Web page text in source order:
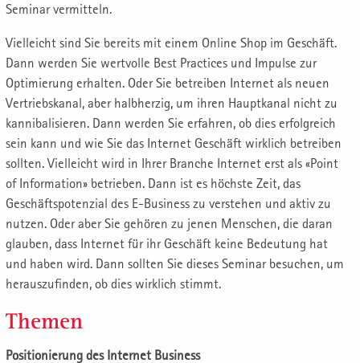
Seminar vermitteln.
Vielleicht sind Sie bereits mit einem Online Shop im Geschäft.
Dann werden Sie wertvolle Best Practices und Impulse zur
Optimierung erhalten. Oder Sie betreiben Internet als neuen
Vertriebskanal, aber halbherzig, um ihren Hauptkanal nicht zu
kannibalisieren. Dann werden Sie erfahren, ob dies erfolgreich
sein kann und wie Sie das Internet Geschäft wirklich betreiben
sollten. Vielleicht wird in Ihrer Branche Internet erst als «Point
of Information» betrieben. Dann ist es höchste Zeit, das
Geschäftspotenzial des E-Business zu verstehen und aktiv zu
nutzen. Oder aber Sie gehören zu jenen Menschen, die daran
glauben, dass Internet für ihr Geschäft keine Bedeutung hat
und haben wird. Dann sollten Sie dieses Seminar besuchen, um
herauszufinden, ob dies wirklich stimmt.
Themen
Positionierung des Internet Business